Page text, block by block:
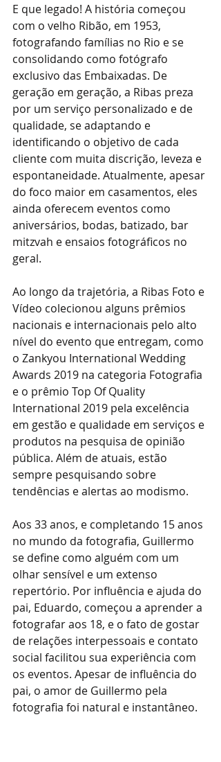
E que legado! A história começou
com o velho Ribão, em 1953,
fotografando famílias no Rio e se
consolidando como fotógrafo
exclusivo das Embaixadas. De
geração em geração, a Ribas preza
por um serviço personalizado e de
qualidade, se adaptando e
identificando o objetivo de cada
cliente com muita discrição, leveza e
espontaneidade. Atualmente, apesar
do foco maior em casamentos, eles
ainda oferecem eventos como
aniversários, bodas, batizado, bar
mitzvah e ensaios fotográficos no
geral.
Ao longo da trajetória, a Ribas Foto e
Vídeo colecionou alguns prêmios
nacionais e internacionais pelo alto
nível do evento que entregam, como
o Zankyou International Wedding
Awards 2019 na categoria Fotografia
e o prêmio Top Of Quality
International 2019 pela excelência
em gestão e qualidade em serviços e
produtos na pesquisa de opinião
pública. Além de atuais, estão
sempre pesquisando sobre
tendências e alertas ao modismo.
Aos 33 anos, e completando 15 anos
no mundo da fotografia, Guillermo
se define como alguém com um
olhar sensível e um extenso
repertório. Por influência e ajuda do
pai, Eduardo, começou a aprender a
fotografar aos 18, e o fato de gostar
de relações interpessoais e contato
social facilitou sua experiência com
os eventos. Apesar de influência do
pai, o amor de Guillermo pela
fotografia foi natural e instantâneo.